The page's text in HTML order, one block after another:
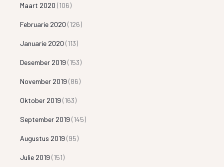
Maart 2020 (106)
Februarie 2020 (126)
Januarie 2020 (113)
Desember 2019 (153)
November 2019 (86)
Oktober 2019 (163)
September 2019 (145)
Augustus 2019 (95)
Julie 2019 (151)